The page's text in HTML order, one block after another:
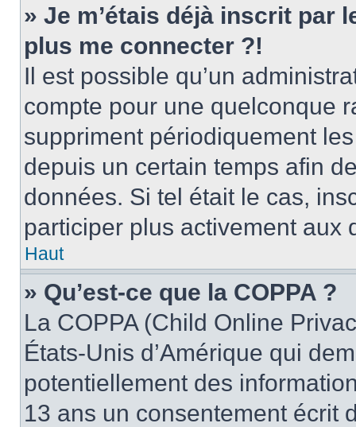
» Je m’étais déjà inscrit par
plus me connecter ?!
Il est possible qu’un
compte pour une quelconque
suppriment périodiquement
depuis un certain temps afin
données. Si tel était le cas,
participer plus activement aux
Haut
» Qu’est-ce que la COPPA ?
La COPPA (Child Online
États-Unis d’Amérique qui
potentiellement des
13 ans un consentement écrit